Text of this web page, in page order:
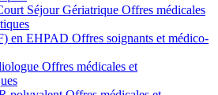
Séjour Gériatrique Offres médicales
en EHPAD Offres soignants et médico-
Offres médicales et